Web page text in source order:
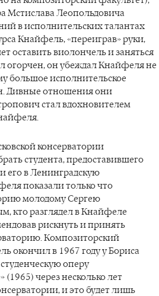
Мстислава Леопольдовича
в исполнительских талантах
Кнайфель, «переиграв» руки,
оставить виолончель и заняться
огорчен, он убеждал Кнайфеля не
большое исполнительское
Дивные отношения они
стал вдохновителем
консерватории
студента, предоставившего
его в Ленинградскую
показали только что
молодому Сергею
кто разглядел в Кнайфеле
рискнуть и принять
Композиторский
окончил в 1967 году у Бориса
оперу
через несколько лет
и это будет лишь